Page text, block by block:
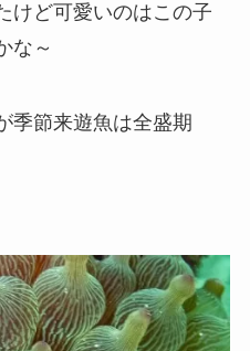
けど可愛いのはこの子
な～
季節来遊魚は全盛期